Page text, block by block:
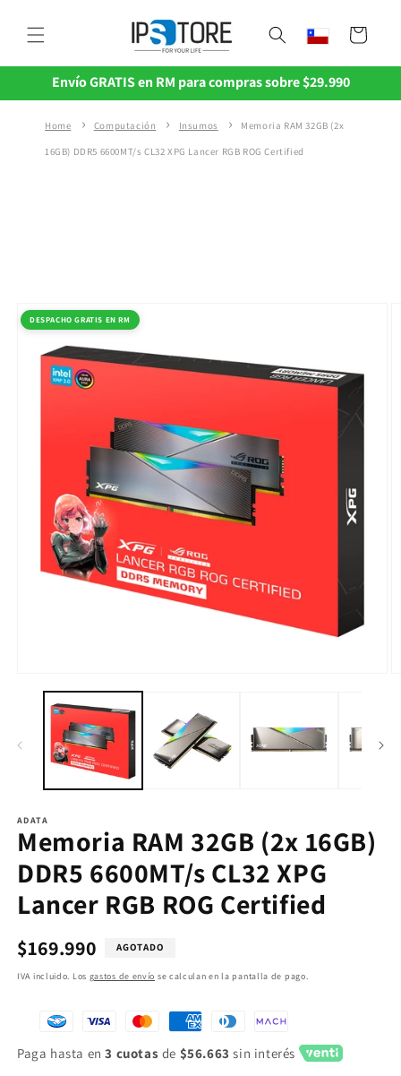
al contenido
Carrito
Envío GRATIS en RM para compras sobre $29.990
Home Computación Insumos Memoria RAM 32GB (2x
16GB) DDR5 6600MT/s CL32 XPG Lancer RGB ROG Certified
a la
información
del producto
DESPACHO GRATIS EN RM
ADATA
Memoria RAM 32GB (2x 16GB)
DDR5 6600MT/s CL32 XPG
Lancer RGB ROG Certified
Precio
$169.990 AGOTADO
IVA incluido. Los gastos de envío se calculan en la pantalla de pago.
Paga hasta en3 cuotas de $56.663 sin interés